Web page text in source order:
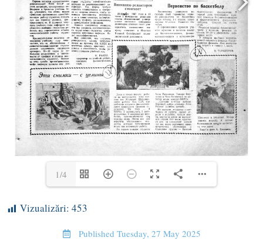
1/4
Vizualizări: 453
Published Tuesday, 27 May 2025